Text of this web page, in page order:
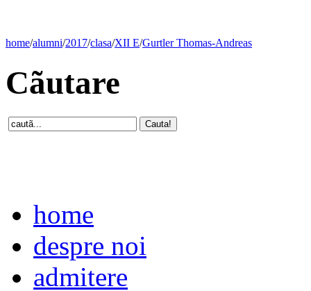
home/alumni/2017/clasa/XII E/Gurtler Thomas-Andreas
Cãutare
home
despre noi
admitere